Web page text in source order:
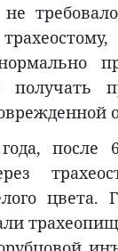
не
после
цвета.